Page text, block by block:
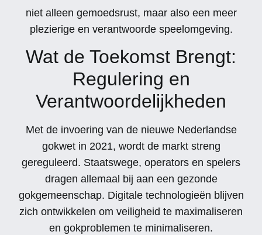
niet alleen gemoedsrust, maar also een meer
plezierige en verantwoorde speelomgeving.
Wat de Toekomst Brengt:
Regulering en
Verantwoordelijkheden
Met de invoering van de nieuwe Nederlandse
gokwet in 2021, wordt de markt streng
gereguleerd. Staatswege, operators en spelers
dragen allemaal bij aan een gezonde
gokgemeenschap. Digitale technologieën blijven
zich ontwikkelen om veiligheid te maximaliseren
en gokproblemen te minimaliseren.